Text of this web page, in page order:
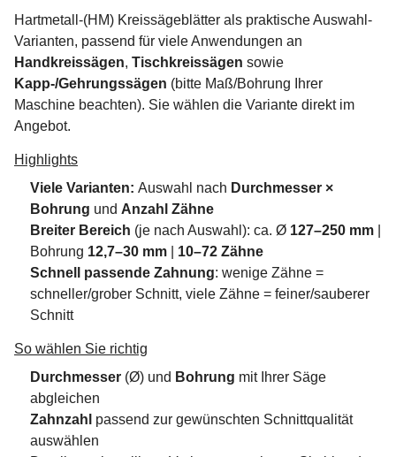
Hartmetall-(HM) Kreissägeblätter als praktische Auswahl-
Varianten, passend für viele Anwendungen an
Handkreissägen, Tischkreissägen sowie
Kapp-/Gehrungssägen (bitte Maß/Bohrung Ihrer
Maschine beachten). Sie wählen die Variante direkt im
Angebot.
Highlights
Viele Varianten: Auswahl nach Durchmesser ×
Bohrung und Anzahl Zähne
Breiter Bereich (je nach Auswahl): ca. Ø 127–250 mm
Bohrung 12,7–30 mm
10–72 Zähne
Schnell passende Zahnung: wenige Zähne =
schneller/grober Schnitt, viele Zähne = feiner/sauberer
Schnitt
So wählen Sie richtig
Durchmesser (Ø) und Bohrung mit Ihrer Säge
abgleichen
Zahnzahl passend zur gewünschten Schnittqualität
auswählen